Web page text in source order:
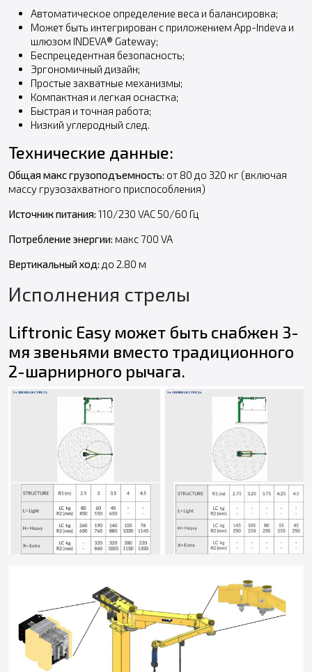
Автоматическое определение веса и балансировка;
Может быть интегрирован с приложением App-Indeva и
шлюзом INDEVA® Gateway;
Беспрецедентная безопасность;
Эргономичный дизайн;
Простые захватные механизмы;
Компактная и легкая оснастка;
Быстрая и точная работа;
Низкий углеродный след.
Технические данные:
Общая макс грузоподъемность: от 80 до 320 кг (включая
массу грузозахватного приспособления)
Источник питания: 110/230 VAC 50/60 Гц
Потребление энергии: макс 700 VA
Вертикальный ход: до 2.80 м
Исполнения стрелы
Liftronic Easy может быть снабжен 3-
мя звеньями вместо традиционного
2-шарнирного рычага.